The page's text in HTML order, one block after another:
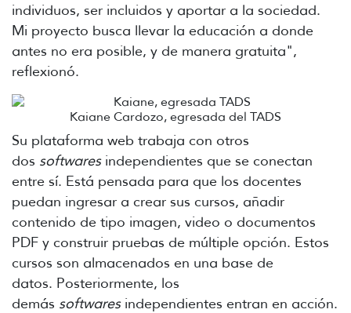
individuos, ser incluidos y aportar a la sociedad.
Mi proyecto busca llevar la educación a donde
antes no era posible, y de manera gratuita",
reflexionó.
Kaiane Cardozo, egresada del TADS
Su plataforma web trabaja con otros
dos softwares independientes que se conectan
entre sí. Está pensada para que los docentes
puedan ingresar a crear sus cursos, añadir
contenido de tipo imagen, video o documentos
PDF y construir pruebas de múltiple opción. Estos
cursos son almacenados en una base de
datos. Posteriormente, los
demás softwares independientes entran en acción.